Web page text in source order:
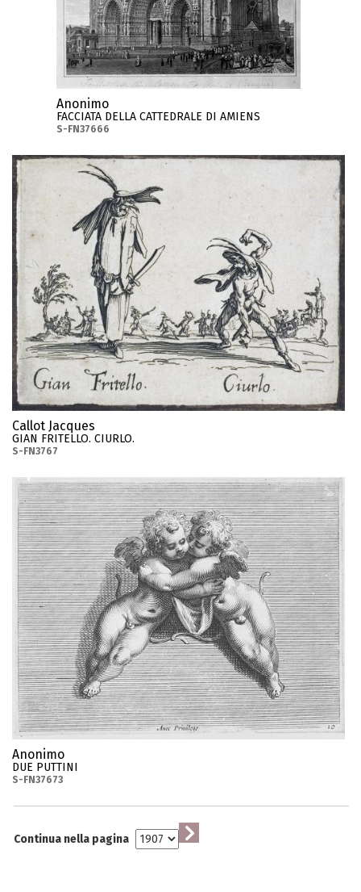
Anonimo
FACCIATA DELLA CATTEDRALE DI AMIENS
S-FN37666
Callot Jacques
GIAN FRITELLO. CIURLO.
S-FN3767
Anonimo
DUE PUTTINI
S-FN37673
Continua nella pagina